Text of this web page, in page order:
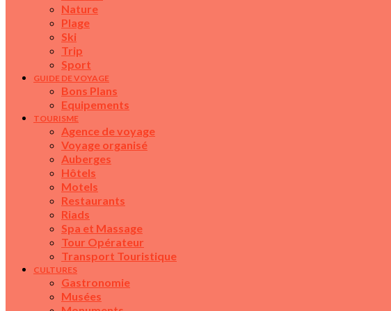
Nature
Plage
Ski
Trip
Sport
GUIDE DE VOYAGE
Bons Plans
Equipements
TOURISME
Agence de voyage
Voyage organisé
Auberges
Hôtels
Motels
Restaurants
Riads
Spa et Massage
Tour Opérateur
Transport Touristique
CULTURES
Gastronomie
Musées